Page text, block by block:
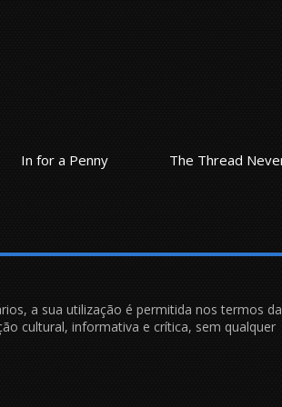
In for a Penny
a sua utilização é permitida nos termos da
cultural, informativa e crítica, sem qualquer